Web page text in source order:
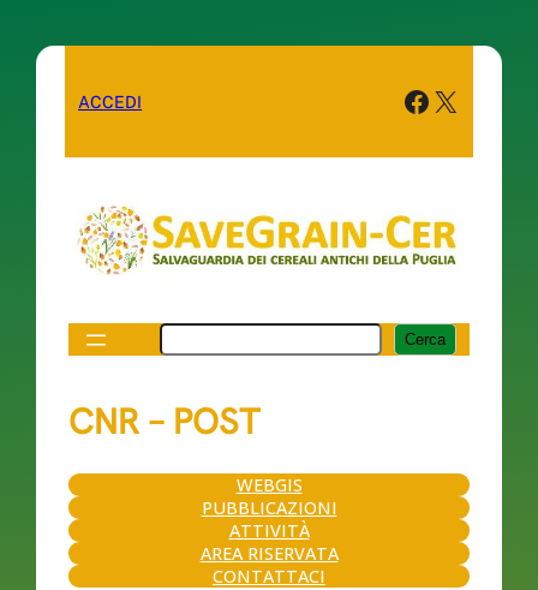
ACCEDI Facebook
X
Cerca Cerca
CNR – POST
WEBGIS
PUBBLICAZIONI
ATTIVITÀ
AREA RISERVATA
CONTATTACI